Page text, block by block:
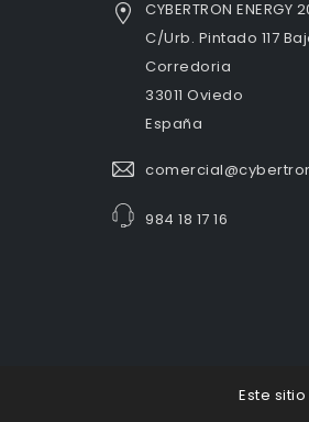
CYBERTRON ENERGY
C/Urb. Pintado 117
Corredoria
33011 Oviedo
España
984 18 17 16
Este